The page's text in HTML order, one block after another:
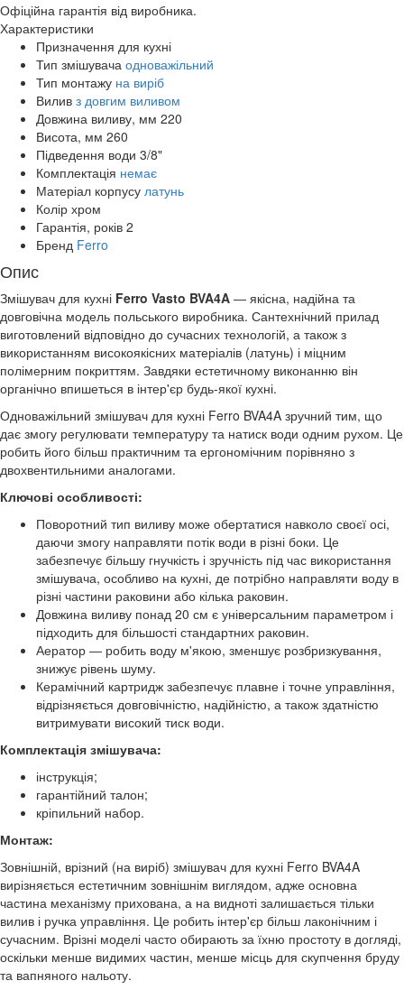
Офіційна гарантія від виробника.
Характеристики
Призначення для кухні
Тип змішувача одноважільний
Тип монтажу на виріб
Вилив з довгим виливом
Довжина виливу, мм 220
Висота, мм 260
Підведення води 3/8"
Комплектація немає
Матеріал корпусу латунь
Колір хром
Гарантія, років 2
Бренд Ferro
Опис
Змішувач для кухні Ferro Vasto BVA4A ― якісна, надійна та
довговічна модель польського виробника. Сантехнічний прилад
виготовлений відповідно до сучасних технологій, а також з
використанням високоякісних матеріалів (латунь) і міцним
полімерним покриттям. Завдяки естетичному виконанню він
органічно впишеться в інтер'єр будь-якої кухні.
Одноважільний змішувач для кухні Ferro BVA4A зручний тим, що
дає змогу регулювати температуру та натиск води одним рухом. Це
робить його більш практичним та ергономічним порівняно з
двохвентильними аналогами.
Ключові особливості:
Поворотний тип виливу може обертатися навколо своєї осі,
даючи змогу направляти потік води в різні боки. Це
забезпечує більшу гнучкість і зручність під час використання
змішувача, особливо на кухні, де потрібно направляти воду в
різні частини раковини або кілька раковин.
Довжина виливу понад 20 см є універсальним параметром і
підходить для більшості стандартних раковин.
Аератор ― робить воду м'якою, зменшує розбризкування,
знижує рівень шуму.
Керамічний картридж забезпечує плавне і точне управління,
відрізняється довговічністю, надійністю, а також здатністю
витримувати високий тиск води.
Комплектація змішувача:
інструкція;
гарантійний талон;
кріпильний набор.
Монтаж:
Зовнішній, врізний (на виріб) змішувач для кухні Ferro BVA4A
вирізняється естетичним зовнішнім виглядом, адже основна
частина механізму прихована, а на видноті залишається тільки
вилив і ручка управління. Це робить інтер'єр більш лаконічним і
сучасним. Врізні моделі часто обирають за їхню простоту в догляді,
оскільки менше видимих частин, менше місць для скупчення бруду
та вапняного нальоту.